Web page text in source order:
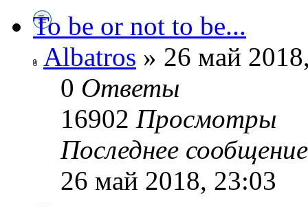
To be or not to be...
Albatros » 26 май
0 Ответы
16902 Просмотры
Последнее
26 май 2018, 23:03